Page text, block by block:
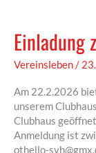
Einladung
Vereinsleben/
Am 22.2.2026
unserem
Clubhaus
Anmeldung ist
othello-